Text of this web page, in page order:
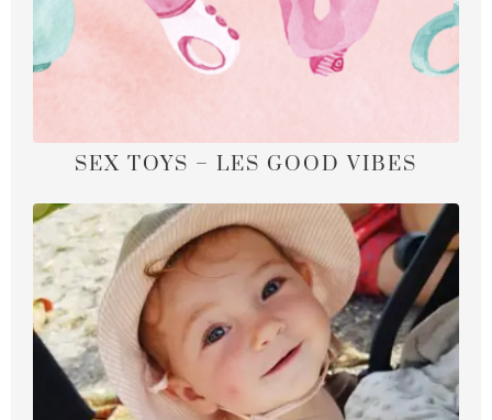
SEX TOYS – LES GOOD VIBES